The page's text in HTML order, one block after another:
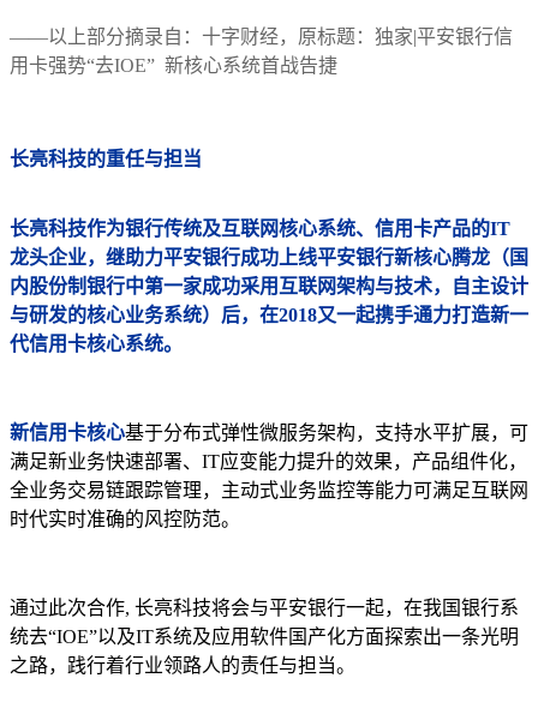
——以上部分摘录自：十字财经，原标题：独家|平安银行信
用卡强势“去IOE” 新核心系统首战告捷
长亮科技的重任与担当
长亮科技作为银行传统及互联网核心系统、信用卡产品的IT
龙头企业，继助力平安银行成功上线平安银行新核心腾龙（国
内股份制银行中第一家成功采用互联网架构与技术，自主设计
与研发的核心业务系统）后，在2018又一起携手通力打造新一
代信用卡核心系统。
新信用卡核心基于分布式弹性微服务架构，支持水平扩展，可
满足新业务快速部署、IT应变能力提升的效果，产品组件化，
全业务交易链跟踪管理，主动式业务监控等能力可满足互联网
时代实时准确的风控防范。
通过此次合作, 长亮科技将会与平安银行一起，在我国银行系
统去“IOE”以及IT系统及应用软件国产化方面探索出一条光明
之路，践行着行业领路人的责任与担当。